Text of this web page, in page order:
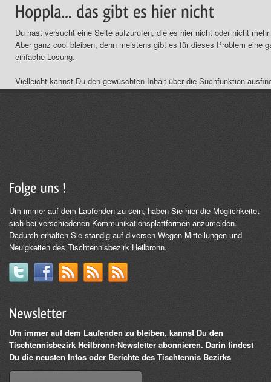
Du hast versucht eine Seite aufzurufen, die es hier nicht oder nicht
Aber ganz cool bleiben, denn meistens gibt es für dieses Problem eine
einfache Lösung.
Vielleicht kannst Du den gewüschten Inhalt über die Suchfunktion
Um immer auf dem Laufenden zu sein, haben Sie hier die Möglichkeitet
sich bei verschiedenen Kommunikationsplattformen anzumelden.
Dadurch erhalten Sie ständig auf diversen Wegen Mitteilungen und
Neuigkeiten des Tischtennisbezirk Heilbronn.
Um immer auf dem Laufenden zu bleiben, kannst Du den
Tischtennisbezirk Heilbronn-Newsletter abonnieren. Darin findest
Du die neusten Infos oder Berichte des Tischtennis Bezirks